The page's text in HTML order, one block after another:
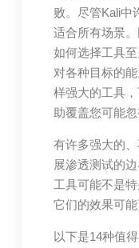
败。尽管Kali中
适合所有场景
如何选择工具
对各种目标的
样强大的工具
助覆盖您可能
有许多强大的
展渗透测试的
工具可能不是
它们的效果可能
以下是14种值